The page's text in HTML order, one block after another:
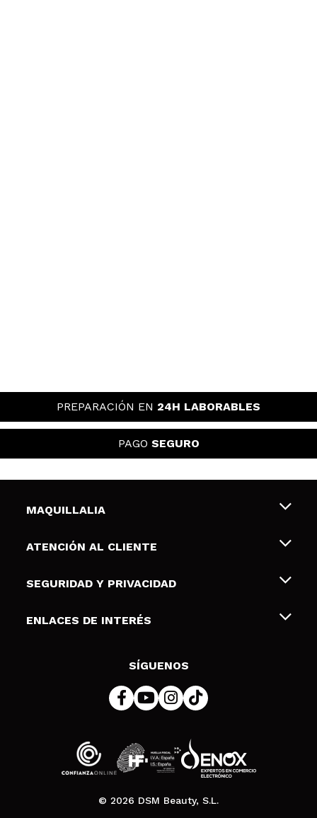
PREPARACIÓN EN 24H LABORABLES
PAGO SEGURO
MAQUILLALIA
Sobre nosotros
Tarjetas de Regalo
ATENCIÓN AL CLIENTE
Envíos y devoluciones
Formas de pago
SEGURIDAD Y PRIVACIDAD
Terminos y condiciones de uso
Política de cookies
ENLACES DE INTERÉS
SÍGUENOS
© 2026 DSM Beauty, S.L.